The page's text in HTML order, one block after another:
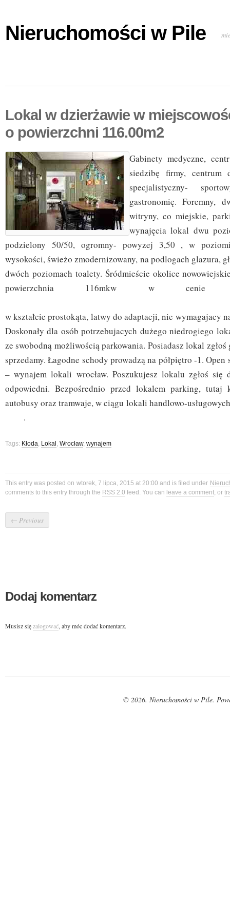
Nieruchomości w Pile
Lokal w dzierżawie w
o powierzchni 116.00m2
Gabinety medyczne,
siedzibę firmy, centrum
specjalistyczny-
gastronomię. Foremny,
witryny, co miejskie,
wynajęcia lokal dwu
podzielony 50/50, ogromny- powyzej 3,50 , w
wysokości, świeżo zmodernizowany, na podlogach glazura,
dwóch poziomach toalety. Śródmieście okolice
powierzchnia 116mkw w cenie
w kształcie prostokąta, latwy do adaptacji, nie wymagajacy
Doskonały dla osób potrzebujacych dużego niedrogiego
ze swobodną możliwością parkowania. Posiadasz lokal
sprzedamy. Łagodne schody prowadzą na półpiętro -1.
– wynajem lokali wrocław. Poszukujesz lokalu zgłoś się
odpowiedni. Bezpośrednio przed lokalem parking, tutaj
autobusy oraz tramwaje, w ciągu lokali handlowo-
.
Tags: Kłoda, Lokal , Wrocław, wynajem
This entry was posted on wtorek, 7 lipca, 2015 at 20:00 and is filed under
comments to this entry through the RSS 2.0 feed. You can leave a comment, or
← Previous
Dodaj komentarz
Musisz sięzalogować, aby móc dodać komentarz.
© 2026. Nieruchomości w Pile.